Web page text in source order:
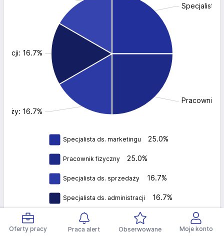
Oferty pracy Praca alert Obserwowane Moje konto
Specjalista
Pracownik
16.7%
16.7%
Specjalista ds. marketingu 25.0%
Pracownik fizyczny 25.0%
Specjalista ds. sprzedaży 16.7%
Specjalista ds. administracji 16.7%
Magazynier